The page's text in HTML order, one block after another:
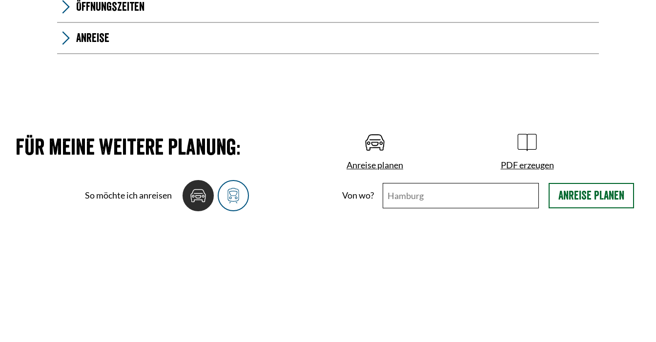
Öffnungszeiten
Anreise
Für meine weitere Planung:
Anreise planen PDF erzeugen
So möchte ich anreisen Von wo? ANREISE PLANEN